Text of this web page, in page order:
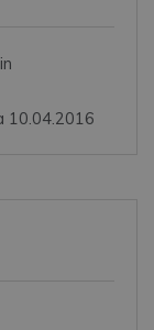
10.04.2016